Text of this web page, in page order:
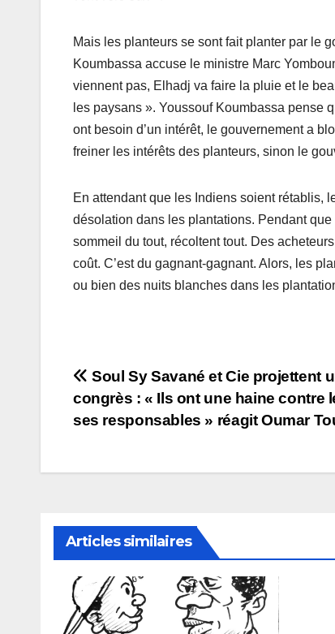
Mais les planteurs se sont fait planter par le
Koumbassa accuse le ministre Marc
viennent pas, Elhadj va faire la pluie et le
les paysans ». Youssouf Koumbassa pense
ont besoin d’un intérêt, le gouvernement a
freiner les intérêts des planteurs, sinon le
En attendant que les Indiens soient rétablis,
désolation dans les plantations. Pendant
sommeil du tout, récoltent tout. Des
coût. C’est du gagnant-gagnant. Alors, les
ou bien des nuits blanches dans les
Navigation
de
Soul Sy Savané et Cie projettent
congrès : « Ils ont une haine contre
ses responsables » réagit Oumar
Articles similaires